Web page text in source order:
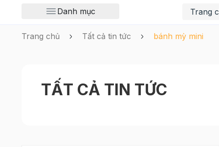
Danh mục Trang
Trang chủ Tất cả tin tức bánh mỳ mini
TẤT CẢ TIN TỨC